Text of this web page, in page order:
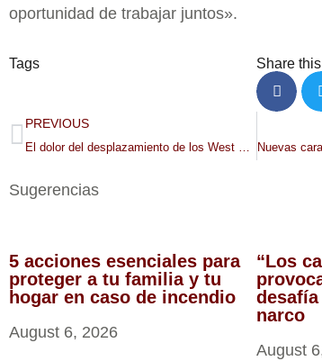
oportunidad de trabajar juntos».
Tags Share
PREVIOUS
El dolor del desplazamiento de los West Side Flats de St. Paul perdura décadas después
Sugerencias
5 acciones esenciales para
proteger a tu familia y tu
hogar en caso de incendio
August 6, 2026
“Los
narco
August